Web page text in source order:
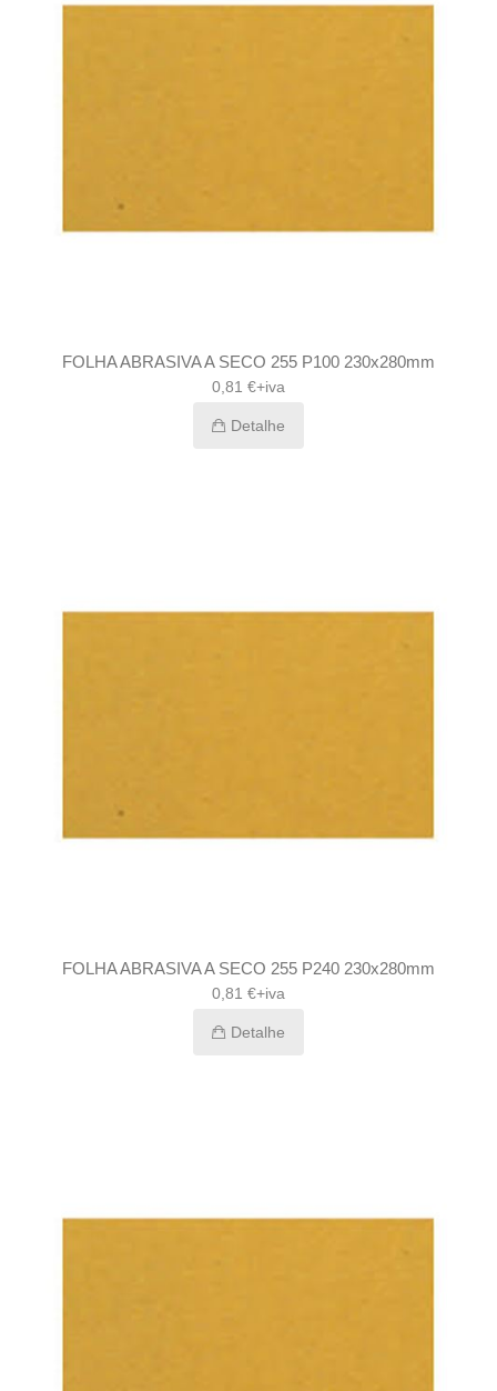
FOLHA ABRASIVA A SECO 255 P100 230x280mm
0,81 €+iva
Detalhe
FOLHA ABRASIVA A SECO 255 P240 230x280mm
0,81 €+iva
Detalhe